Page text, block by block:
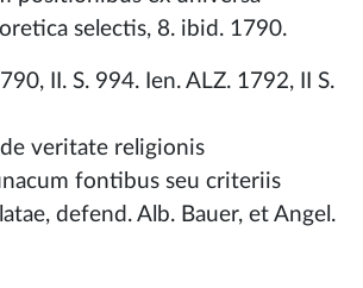
selectis, 8. ibid. 1790.
II. S. 994. Ien. ALZ. 1792, II S.
veritate religionis
fontibus seu criteriis
defend. Alb. Bauer, et Angel.